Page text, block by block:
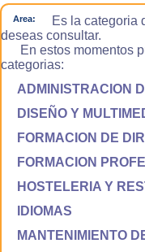
Area:
Es la categoria
deseas consultar.
En estos momentos
categorias:
ADMINISTRACION
DISEÑO Y
FORMACION DE
FORMACION
HOSTELERIA Y
IDIOMAS
MANTENIMIENTO